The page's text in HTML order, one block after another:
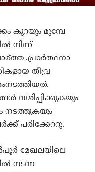
കുറയും മുമ്പേ
നിന്ന്
.പ്രാര്‍ത്ഥനാ
തീവ്ര
നശിപ്പിക്കുകയും
നടത്തുകയും
പരിക്കേററു.
മേഖലയിലെ
നടന്ന